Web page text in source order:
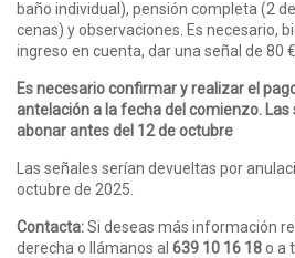
baño individual), pensión completa (2
cenas) y observaciones. Es necesario,
ingreso en cuenta, dar una señal de 80
Es necesario confirmar y realizar el
antelación a la fecha del comienzo. Las
abonar antes del 12 de octubre
Las señales serían devueltas por
octubre de 2025.
Contacta:Si deseas más información
derecha o llámanos al 639 10 16 18o a